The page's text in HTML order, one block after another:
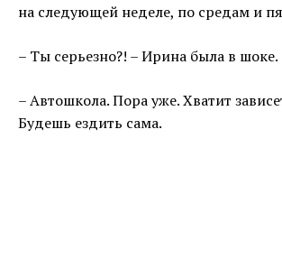
на следующей неделе, по средам и
– Ты серьезно?! – Ирина была в шоке.
– Автошкола. Пора уже. Хватит
Будешь ездить сама.